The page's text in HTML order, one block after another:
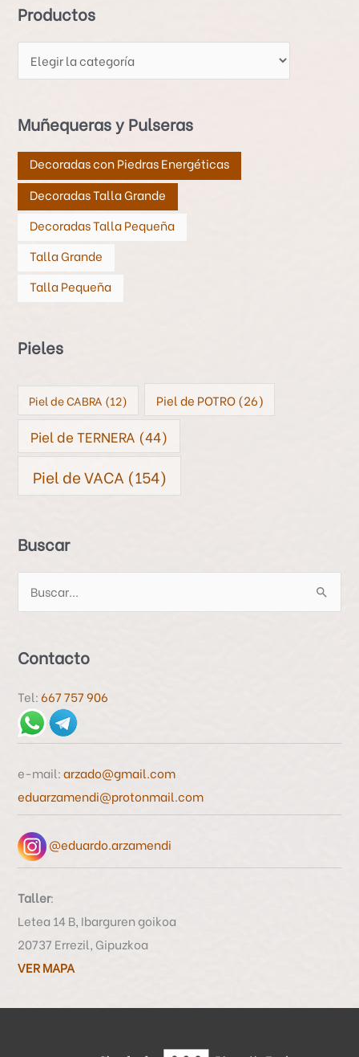
Productos
u
c
s
Muñequeras y Pulseras
Decoradas con Piedras Energéticas
Decoradas Talla Grande
Decoradas Talla Pequeña
Talla Grande
Talla Pequeña
Pieles
Piel de CABRA (12) Piel de POTRO(26)
Piel de TERNERA (44)
Piel de VACA (154)
Buscar
c
r
p
r
:
Contacto
Tel:667 757 906
e-mail:arzado@gmail.com
eduarzamendi@protonmail.com
@eduardo.arzamendi
Taller:
Letea 14 B, Ibarguren goikoa
20737 Errezil, Gipuzkoa
VER MAPA